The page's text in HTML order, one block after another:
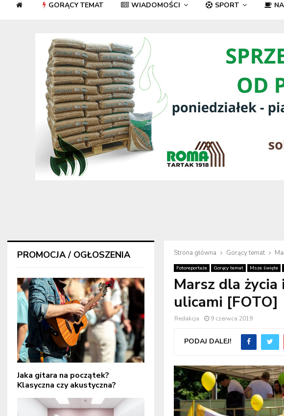
GORĄCY TEMAT WIADOMOŚCI SPORT
Strona główna Gorący temat
Fotoreportaże Gorący temat Msze święte
Marsz dla życia
ulicami [FOTO]
Redakcja 9 czerwca 2019
PODAJ DALEJ!
PROMOCJA / OGŁOSZENIA
Jaka gitara na początek?
Klasyczna czy akustyczna?